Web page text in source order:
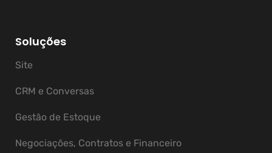
Soluções
Site
CRM e Conversas
Gestão de Estoque
Negociações, Contratos e Financeiro